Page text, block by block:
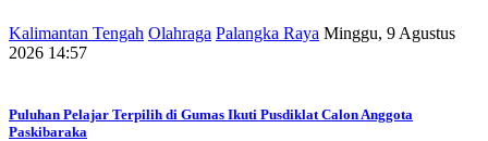
Kalimantan Tengah Olahraga Palangka Raya Minggu, 9 Agustus
2026 14:57
Puluhan Pelajar Terpilih di Gumas Ikuti Pusdiklat Calon Anggota
Paskibaraka